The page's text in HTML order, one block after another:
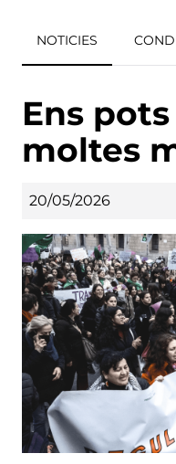
NOTICIES
Ens
moltes
20/05/2026